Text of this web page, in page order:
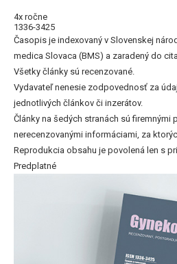
4x ročne
1336-3425
Časopis je indexovaný v Slovenskej
medica Slovaca (BMS) a zaradený do
Všetky články sú recenzované.
Vydavateľ nenesie zodpovednosť za
jednotlivých článkov či inzerátov.
Články na šedých stranách sú firemnými
nerecenzovanými informáciami, za
Reprodukcia obsahu je povolená len s
Predplatné